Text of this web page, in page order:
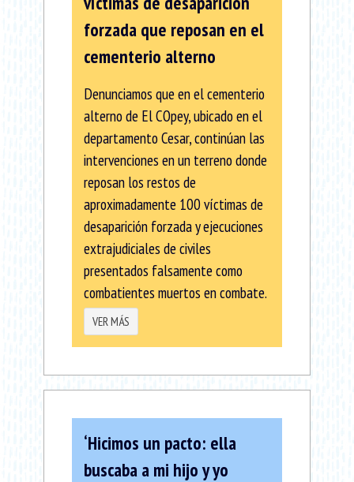
forzada que reposan en el
cementerio alterno
Denunciamos que en el cementerio
alterno de El COpey, ubicado en el
departamento Cesar, continúan las
intervenciones en un terreno donde
reposan los restos de
aproximadamente 100 víctimas de
desaparición forzada y ejecuciones
extrajudiciales de civiles
presentados falsamente como
combatientes muertos en combate.
VER MÁS
‘Hicimos un pacto: ella
buscaba a mi hijo y yo